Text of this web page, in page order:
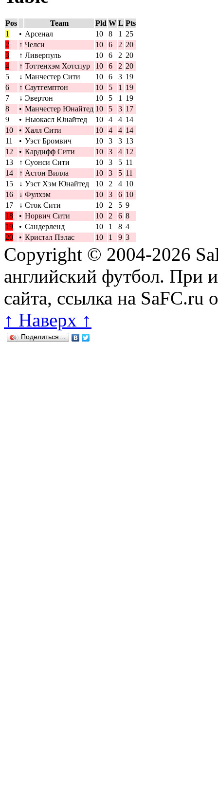
Pos Team Pld W L Pts
1
• Арсенал 10 8 1
25
2
↑ Челси 10 6 2 20
3
↑ Ливерпуль 10 6 2 20
4
↑ Тоттенхэм Хотспур 10 6 2 20
5
↓ Манчестер Сити 10 6 3 19
6
↑ Саутгемптон 10 5 1
19
7
↓ Эвертон 10 5 1
19
8
• Манчестер Юнайтед 10 5 3 17
9
• Ньюкасл Юнайтед 10 4 4 14
10
• Халл Сити 10 4 4 14
11
• Уэст Бромвич 10 3 3 13
12
• Кардифф Сити 10 3 4 12
13
↑ Суонси Сити 10 3 5 11
14
↑ Астон Вилла 10 3 5 11
15
↓ Уэст Хэм Юнайтед 10 2 4 10
16
↓ Фулхэм 10 3 6 10
17
↓ Сток Сити 10 2 5 9
18
• Норвич Сити 10 2 6 8
19
• Сандерленд 10 1 8 4
20
• Кристал Пэлас 10 1 9 3
Copyright © 2004-2026
английский футбол. При
сайта, ссылка на SaFC.ru
↑ Наверх ↑
Поделиться…